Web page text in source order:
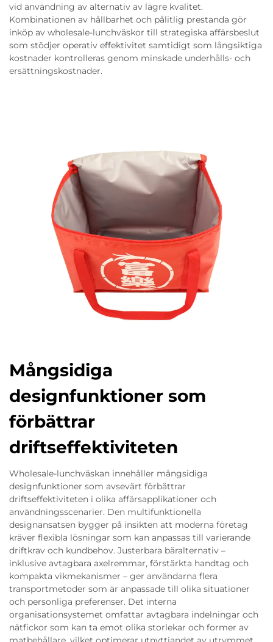
vid användning av alternativ av lägre kvalitet.
Kombinationen av hållbarhet och pålitlig prestanda gör
inköp av wholesale-lunchväskor till strategiska affärsbeslut
som stödjer operativ effektivitet samtidigt som långsiktiga
kostnader kontrolleras genom minskade underhålls- och
ersättningskostnader.
Mångsidiga
designfunktioner som
förbättrar
driftseffektiviteten
Wholesale-lunchväskan innehåller mångsidiga
designfunktioner som avsevärt förbättrar
driftseffektiviteten i olika affärsapplikationer och
användningsscenarier. Den multifunktionella
designansatsen bygger på insikten att moderna företag
kräver flexibla lösningar som kan anpassas till varierande
driftkrav och kundbehov. Justerbara bäralternativ –
inklusive avtagbara axelremmar, förstärkta handtag och
kompakta vikmekanismer – ger användarna flera
transportmetoder som är anpassade till olika situationer
och personliga preferenser. Det interna
organisationsystemet omfattar avtagbara indelningar och
nätfickor som kan ta emot olika storlekar och former av